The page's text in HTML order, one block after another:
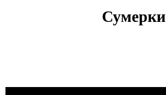
Сумерки